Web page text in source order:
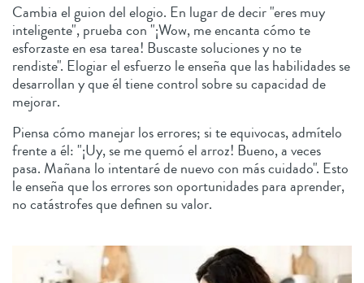
Cambia el guion del elogio. En lugar de decir "eres muy
inteligente", prueba con "¡Wow, me encanta cómo te
esforzaste en esa tarea! Buscaste soluciones y no te
rendiste". Elogiar el esfuerzo le enseña que las habilidades se
desarrollan y que él tiene control sobre su capacidad de
mejorar.
Piensa cómo manejar los errores; si te equivocas, admítelo
frente a él: "¡Uy, se me quemó el arroz! Bueno, a veces
pasa. Mañana lo intentaré de nuevo con más cuidado". Esto
le enseña que los errores son oportunidades para aprender,
no catástrofes que definen su valor.